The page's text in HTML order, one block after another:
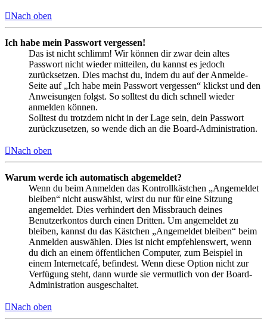
Nach oben
Ich habe mein Passwort vergessen!
Das ist nicht schlimm! Wir können dir zwar dein altes
Passwort nicht wieder mitteilen, du kannst es jedoch
zurücksetzen. Dies machst du, indem du auf der Anmelde-
Seite auf „Ich habe mein Passwort vergessen“ klickst und den
Anweisungen folgst. So solltest du dich schnell wieder
anmelden können.
Solltest du trotzdem nicht in der Lage sein, dein Passwort
zurückzusetzen, so wende dich an die Board-Administration.
Nach oben
Warum werde ich automatisch abgemeldet?
Wenn du beim Anmelden das Kontrollkästchen „Angemeldet
bleiben“ nicht auswählst, wirst du nur für eine Sitzung
angemeldet. Dies verhindert den Missbrauch deines
Benutzerkontos durch einen Dritten. Um angemeldet zu
bleiben, kannst du das Kästchen „Angemeldet bleiben“ beim
Anmelden auswählen. Dies ist nicht empfehlenswert, wenn
du dich an einem öffentlichen Computer, zum Beispiel in
einem Internetcafé, befindest. Wenn diese Option nicht zur
Verfügung steht, dann wurde sie vermutlich von der Board-
Administration ausgeschaltet.
Nach oben